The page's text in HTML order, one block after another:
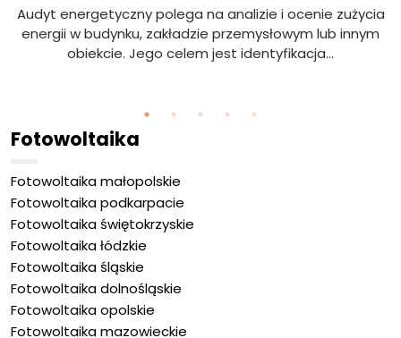
Audyt energetyczny polega na analizie i ocenie zużycia
energii w budynku, zakładzie przemysłowym lub innym
obiekcie. Jego celem jest identyfikacja...
Fotowoltaika
Fotowoltaika małopolskie
Fotowoltaika podkarpacie
Fotowoltaika świętokrzyskie
Fotowoltaika łódzkie
Fotowoltaika śląskie
Fotowoltaika dolnośląskie
Fotowoltaika opolskie
Fotowoltaika mazowieckie